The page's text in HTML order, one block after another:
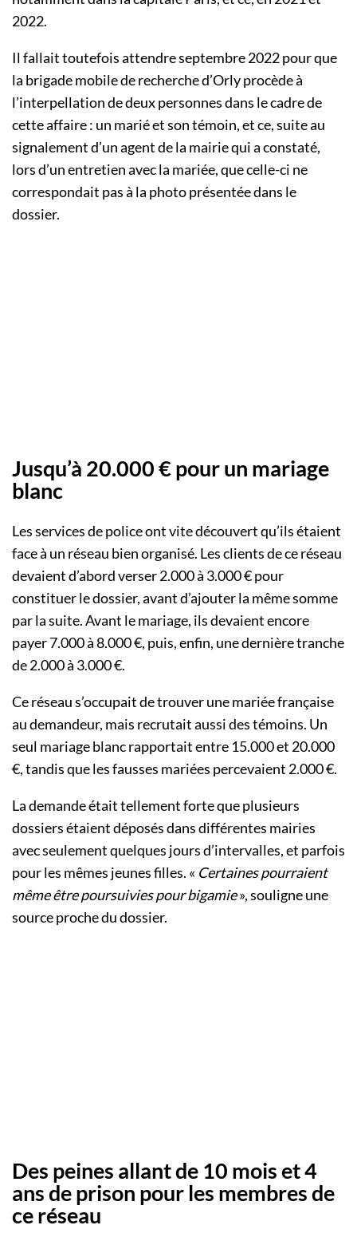
2022.
Il fallait toutefois attendre septembre 2022 pour que
la brigade mobile de recherche d’Orly procède à
l’interpellation de deux personnes dans le cadre de
cette affaire : un marié et son témoin, et ce, suite au
signalement d’un agent de la mairie qui a constaté,
lors d’un entretien avec la mariée, que celle-ci ne
correspondait pas à la photo présentée dans le
dossier.
Jusqu’à 20.000 € pour un mariage
blanc
Les services de police ont vite découvert qu’ils étaient
face à un réseau bien organisé. Les clients de ce réseau
devaient d’abord verser 2.000 à 3.000 € pour
constituer le dossier, avant d’ajouter la même somme
par la suite. Avant le mariage, ils devaient encore
payer 7.000 à 8.000 €, puis, enfin, une dernière tranche
de 2.000 à 3.000 €.
Ce réseau s’occupait de trouver une mariée française
au demandeur, mais recrutait aussi des témoins. Un
seul mariage blanc rapportait entre 15.000 et 20.000
€, tandis que les fausses mariées percevaient 2.000 €.
La demande était tellement forte que plusieurs
dossiers étaient déposés dans différentes mairies
avec seulement quelques jours d’intervalles, et parfois
pour les mêmes jeunes filles. « Certaines pourraient
même être poursuivies pour bigamie», souligne une
source proche du dossier.
Des peines allant de 10 mois et 4
ans de prison pour les membres de
ce réseau